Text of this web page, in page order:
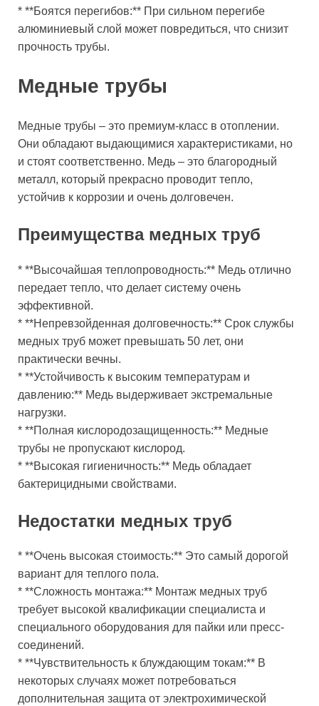
* **Боятся перегибов:** При сильном перегибе
алюминиевый слой может повредиться, что снизит
прочность трубы.
Медные трубы
Медные трубы – это премиум-класс в отоплении.
Они обладают выдающимися характеристиками, но
и стоят соответственно. Медь – это благородный
металл, который прекрасно проводит тепло,
устойчив к коррозии и очень долговечен.
Преимущества медных труб
* **Высочайшая теплопроводность:** Медь отлично
передает тепло, что делает систему очень
эффективной.
* **Непревзойденная долговечность:** Срок службы
медных труб может превышать 50 лет, они
практически вечны.
* **Устойчивость к высоким температурам и
давлению:** Медь выдерживает экстремальные
нагрузки.
* **Полная кислородозащищенность:** Медные
трубы не пропускают кислород.
* **Высокая гигиеничность:** Медь обладает
бактерицидными свойствами.
Недостатки медных труб
* **Очень высокая стоимость:** Это самый дорогой
вариант для теплого пола.
* **Сложность монтажа:** Монтаж медных труб
требует высокой квалификации специалиста и
специального оборудования для пайки или пресс-
соединений.
* **Чувствительность к блуждающим токам:** В
некоторых случаях может потребоваться
дополнительная защита от электрохимической